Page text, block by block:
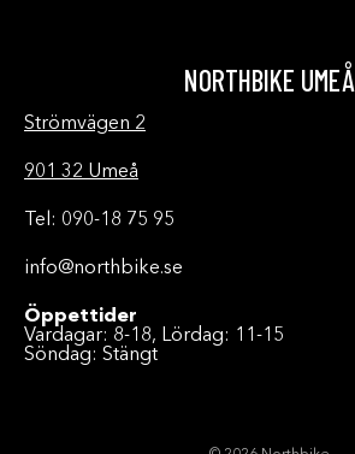
NORTHBIKE UMEÅ
Strömvägen 2
901 32 Umeå
Tel: 090-18 75 95
info@northbike.se
Öppettider
Vardagar: 8-18, Lördag: 11-15
Söndag: Stängt